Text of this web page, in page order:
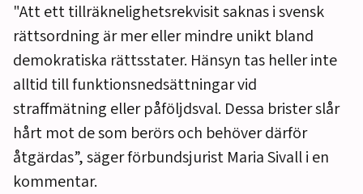
"Att ett tillräknelighetsrekvisit saknas i svensk
rättsordning är mer eller mindre unikt bland
demokratiska rättsstater. Hänsyn tas heller inte
alltid till funktionsnedsättningar vid
straffmätning eller påföljdsval. Dessa brister slår
hårt mot de som berörs och behöver därför
åtgärdas”, säger förbundsjurist Maria Sivall i en
kommentar.